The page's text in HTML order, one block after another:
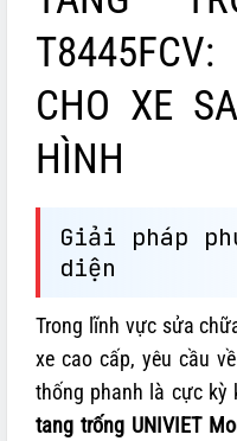
CHO XE
HÌNH
Giải pháp
diện
Trong lĩnh vực sửa
xe cao cấp, yêu cầu
thống phanh là cực kỳ
tang trống UNIVIET